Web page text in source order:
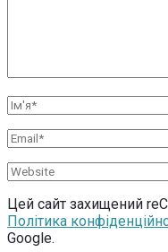
Цей сайт захищений
Політика
Google.